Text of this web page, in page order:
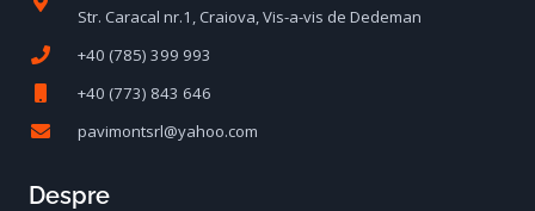
Str. Caracal nr.1, Craiova, Vis-a-vis de Dedeman
+40 (785) 399 993
+40 (773) 843 646
pavimontsrl@yahoo.com
Despre